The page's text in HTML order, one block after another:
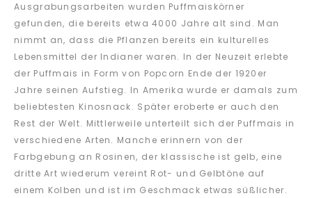
Ausgrabungsarbeiten wurden Puffmaiskörner
gefunden, die bereits etwa 4000 Jahre alt sind. Man
nimmt an, dass die Pflanzen bereits ein kulturelles
Lebensmittel der Indianer waren. In der Neuzeit erlebte
der Puffmais in Form von Popcorn Ende der 1920er
Jahre seinen Aufstieg. In Amerika wurde er damals zum
beliebtesten Kinosnack. Später eroberte er auch den
Rest der Welt. Mittlerweile unterteilt sich der Puffmais in
verschiedene Arten. Manche erinnern von der
Farbgebung an Rosinen, der klassische ist gelb, eine
dritte Art wiederum vereint Rot- und Gelbtöne auf
einem Kolben und ist im Geschmack etwas süßlicher.